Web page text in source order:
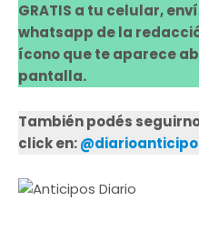
GRATIS a tu celular,
whatsapp de la
ícono que te aparece
pantalla.
También podés
click en: